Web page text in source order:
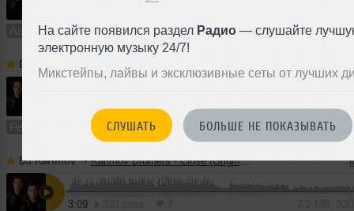
На сайте появился раздел Радио — слушайте
электронную музыку 24/7!
Микстейпы, лайвы и эксклюзивные сеты от лучших
СЛУШАТЬ БОЛЬШЕ НЕ ПОКАЗЫВАТЬ
Авторский трек В плейлист (в 1 плейлисте) 11
DJ Karimov
462 раза 13 MB,
Ремикс В плейлист
DJ Karimov ➝Karimov Brothers - Close (Original Mix)
3:09